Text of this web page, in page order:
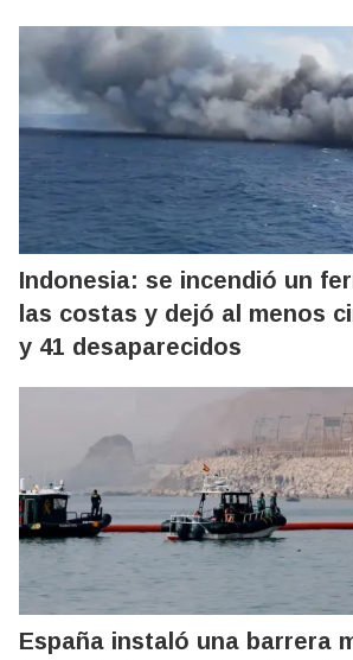
Indonesia: se incendió un
las costas y dejó al menos
y 41 desaparecidos
España instaló una barrera